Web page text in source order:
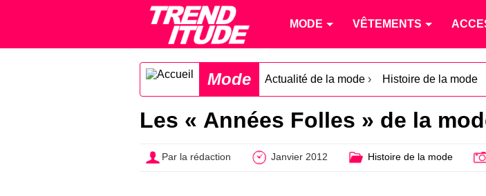
MODE VÊTEMENTS
Mode Actualité de la mode › Histoire de la mode
Les « Années Folles » de la
Par la rédaction Janvier 2012 Histoire de la mode